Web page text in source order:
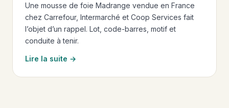
Une mousse de foie Madrange vendue en France
chez Carrefour, Intermarché et Coop Services fait
l’objet d’un rappel. Lot, code-barres, motif et
conduite à tenir.
Lire la suite →